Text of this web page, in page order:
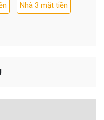
Nhà 3 mặt tiền